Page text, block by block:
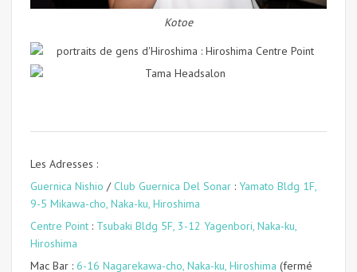
Kotoe
Les Adresses :
Guernica Nishio /Club Guernica Del Sonar : Yamato Bldg 1F,
9-5 Mikawa-cho, Naka-ku, Hiroshima
Centre Point : Tsubaki Bldg 5F, 3-12 Yagenbori, Naka-ku,
Hiroshima
Mac Bar : 6-16 Nagarekawa-cho, Naka-ku, Hiroshima (fermé